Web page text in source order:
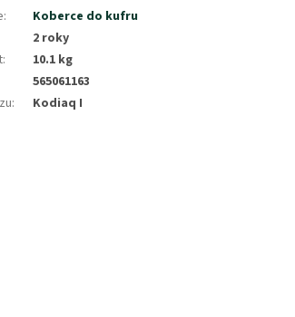
:
Koberce do kufru
2 roky
:
10.1 kg
565061163
: Kodiaq I